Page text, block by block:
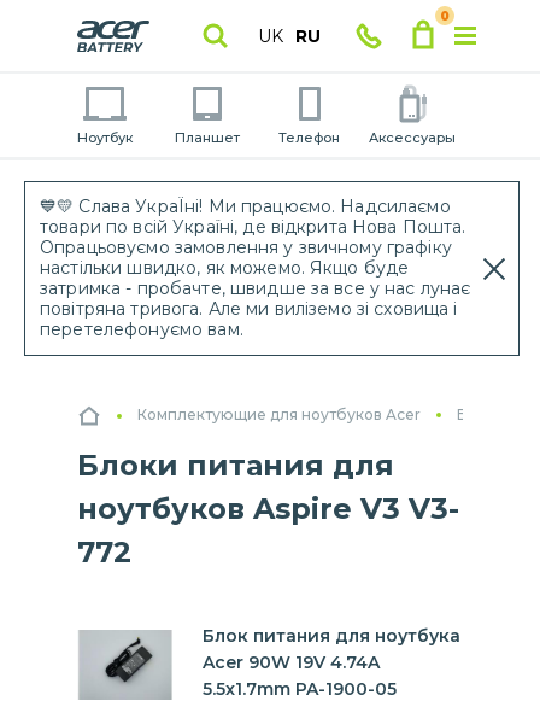
💙💛 Слава УкраЇні! Ми працюємо. Надсилаємо
товари по всій Україні, де відкрита Нова Пошта.
Опрацьовуємо замовлення у звичному графіку
настільки швидко, як можемо. Якщо буде
затримка - пробачте, швидше за все у нас лунає
повітряна тривога. Але ми виліземо зі сховища і
перетелефонуємо вам.
UK RU
0
Ноутбук Планшет Телефон Аксессуары
Комплектующие для ноутбуков Acer Блоки
Блоки питания для
ноутбуков Aspire V3 V3-
772
Блок питания для ноутбука
Acer 90W 19V 4.74A
5.5x1.7mm PA-1900-05